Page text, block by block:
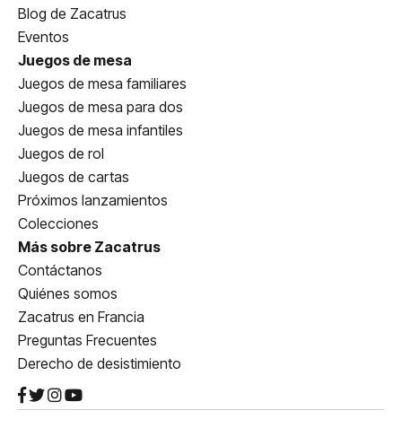
Blog de Zacatrus
Eventos
Juegos de mesa
Juegos de mesa familiares
Juegos de mesa para dos
Juegos de mesa infantiles
Juegos de rol
Juegos de cartas
Próximos lanzamientos
Colecciones
Más sobre Zacatrus
Contáctanos
Quiénes somos
Zacatrus en Francia
Preguntas Frecuentes
Derecho de desistimiento